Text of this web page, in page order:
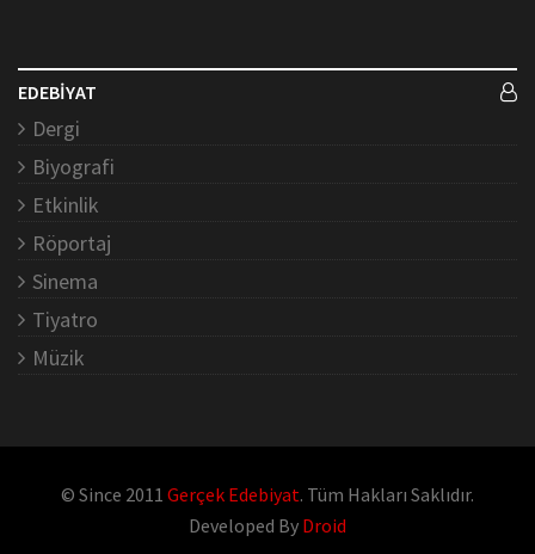
EDEBİYAT
Dergi
Biyografi
Etkinlik
Röportaj
Sinema
Tiyatro
Müzik
© Since 2011 Gerçek Edebiyat. Tüm Hakları Saklıdır.
Developed By Droid